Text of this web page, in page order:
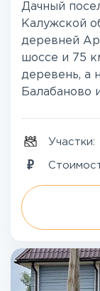
Дачный
Калужской
деревней
шоссе и 75
деревень, а
Балабаново
Участки: